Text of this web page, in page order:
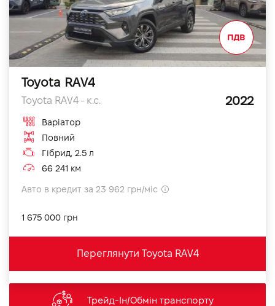
Toyota RAV4
Toyota RAV4 - к.с. 2022
Варіатор
Повний
Гібрид, 2.5 л
66 241 км
Авто в кредит за 23 962 грн/міс
1 675 000 грн
Переглянути Toyota RAV4
Трейд-Ін/Обмін транспорту